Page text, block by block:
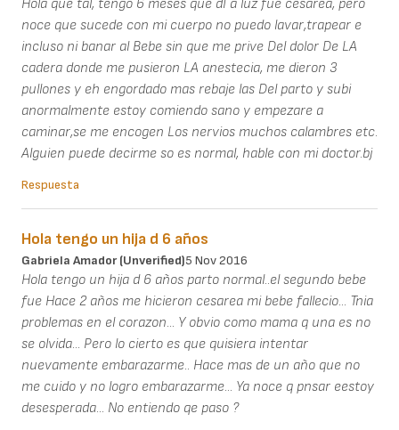
Hola que tal, tengo 6 meses que dI a luz fue cesarea, pero
noce que sucede con mi cuerpo no puedo lavar,trapear e
incluso ni banar al Bebe sin que me prive Del dolor De LA
cadera donde me pusieron LA anestecia, me dieron 3
pullones y eh engordado mas rebaje las Del parto y subi
anormalmente estoy comiendo sano y empezare a
caminar,se me encogen Los nervios muchos calambres etc.
Alguien puede decirme so es normal, hable con mi doctor.bj
Respuesta
Hola tengo un hija d 6 años
Gabriela Amador (unverified)5 Nov 2016
Hola tengo un hija d 6 años parto normal..el segundo bebe
fue Hace 2 años me hicieron cesarea mi bebe fallecio... Tnia
problemas en el corazon... Y obvio como mama q una es no
se olvida... Pero lo cierto es que quisiera intentar
nuevamente embarazarme.. Hace mas de un año que no
me cuido y no logro embarazarme... Ya noce q pnsar eestoy
desesperada... No entiendo qe paso ?